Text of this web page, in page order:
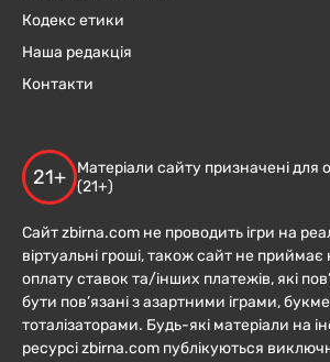
Кодекс етики
Наша редакція
Контакти
21+
Матеріали сайту призначені для
(21+)
Сайт zbirna.com не проводить ігри на
віртуальні гроші, також сайт не приймає
оплату ставок та/інших платежів, які
бути пов’язані з азартними іграми,
тоталізаторами. Будь-які матеріали на
ресурсі zbirna.com публікуються